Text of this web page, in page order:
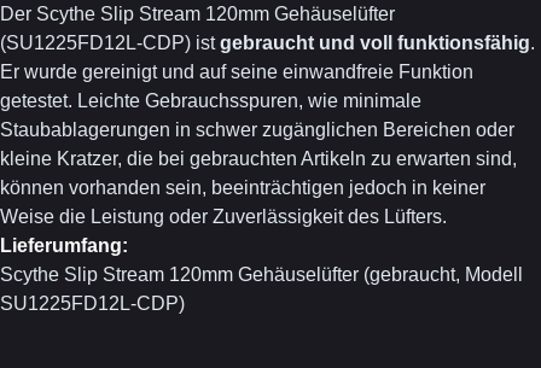
Der Scythe Slip Stream 120mm Gehäuselüfter
(SU1225FD12L-CDP) istgebraucht und voll funktionsfähig.
Er wurde gereinigt und auf seine einwandfreie Funktion
getestet. Leichte Gebrauchsspuren, wie minimale
Staubablagerungen in schwer zugänglichen Bereichen oder
kleine Kratzer, die bei gebrauchten Artikeln zu erwarten sind,
können vorhanden sein, beeinträchtigen jedoch in keiner
Weise die Leistung oder Zuverlässigkeit des Lüfters.
Lieferumfang:
Scythe Slip Stream 120mm Gehäuselüfter (gebraucht, Modell
SU1225FD12L-CDP)